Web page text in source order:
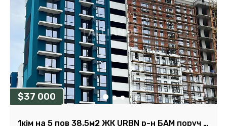
$37 000
1кім на 5 пов 38.5м2 ЖК URBN р-н БАМ поруч парк та озеро